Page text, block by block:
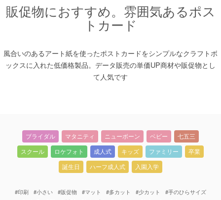
販促物におすすめ。雰囲気あるポス
トカード
風合いのあるアート紙を使ったポストカードをシンプルなクラフトボ
ックスに入れた低価格製品。データ販売の単価UP商材や販促物とし
て人気です
ブライダル マタニティ ニューボーン ベビー
七五三
スクール
ロケフォト 成人式 キッズ ファミリー
卒業
誕生日
ハーフ成人式 入園入学
#印刷 #小さい #販促物 #マット #多カット #少カット
#手のひらサイズ